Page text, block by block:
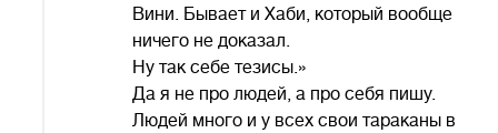
Вини. Бывает и Хаби, который вообще
ничего не доказал.
Ну так себе тезисы.»
Да я не про людей, а про себя пишу.
Людей много и у всех свои тараканы в